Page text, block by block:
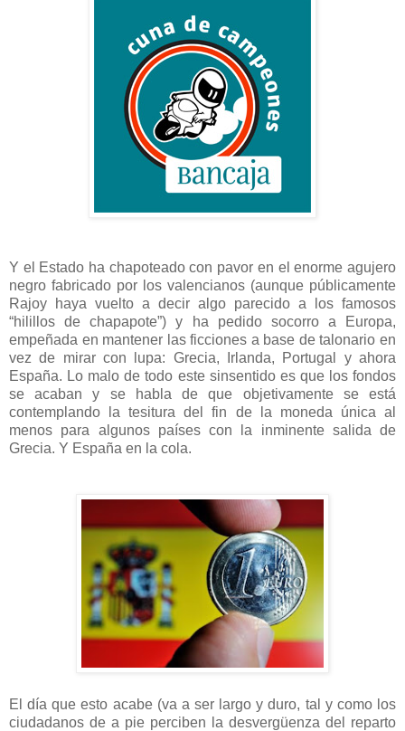
Y el Estado ha chapoteado con pavor en el enorme agujero
negro fabricado por los valencianos (aunque públicamente
Rajoy haya vuelto a decir algo parecido a los famosos
“hilillos de chapapote”) y ha pedido socorro a Europa,
empeñada en mantener las ficciones a base de talonario en
vez de mirar con lupa: Grecia, Irlanda, Portugal y ahora
España. Lo malo de todo este sinsentido es que los fondos
se acaban y se habla de que objetivamente se está
contemplando la tesitura del fin de la moneda única al
menos para algunos países con la inminente salida de
Grecia. Y España en la cola.
El día que esto acabe (va a ser largo y duro, tal y como los
ciudadanos de a pie perciben la desvergüenza del reparto